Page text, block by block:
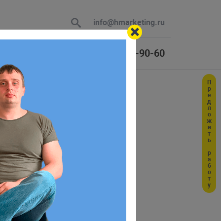
info@hmarketing.ru
+7 (925) 464-90-60
более реалистичными
ответ
с учетом
Предложить работу